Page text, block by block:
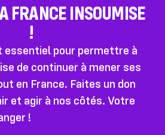
FRANCE INSOUMISE
!
essentiel pour permettre à
de continuer à mener ses
en France. Faites un don
et agir à nos côtés. Votre
!